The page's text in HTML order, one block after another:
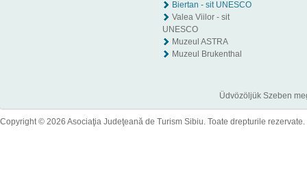
Biertan - sit UNESCO
Valea Viilor - sit
UNESCO
Muzeul ASTRA
Muzeul Brukenthal
Üdvözöljük Szeben
Copyright © 2026 Asociaţia Judeţeană de Turism Sibiu. Toate drepturile rezervate.